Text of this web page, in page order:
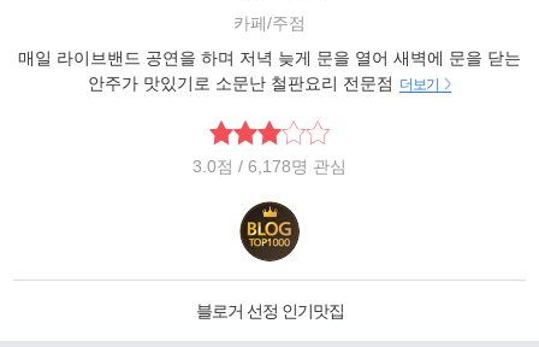
카페/주점
매일 라이브밴드 공연을 하며 저녁 늦게 문을 열어 새벽에 문을 닫는
안주가 맛있기로 소문난 철판요리 전문점 더보기
3.0점 / 6,178명 관심
블로거 선정 인기맛집